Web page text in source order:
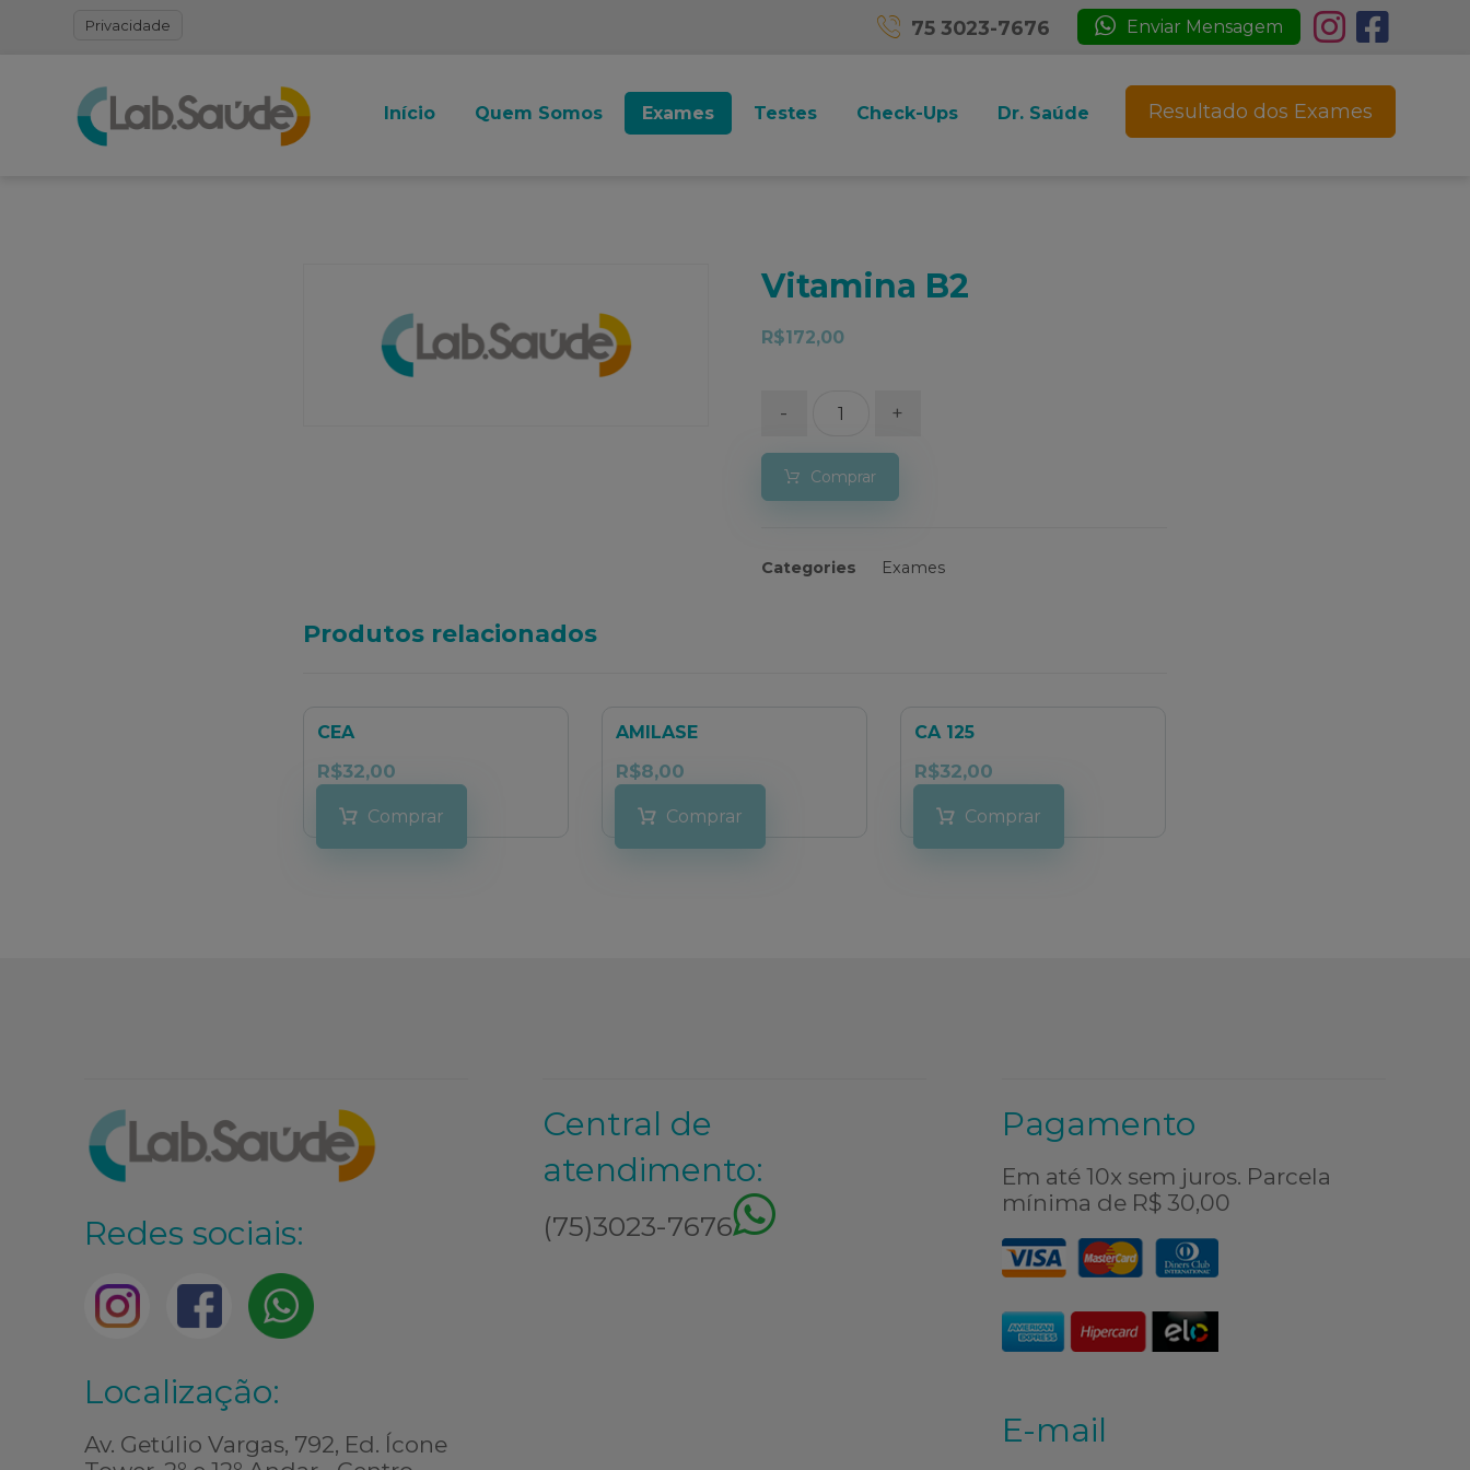
Privacidade Enviar Mensagem
75 3023-7676
Resultado dos Exames
Início Quem Somos Exames Testes Check-Ups Dr. Saúde
Vitamina B2
R$172,00
- +
Comprar
Categories Exames
Produtos relacionados
CEA
R$32,00
Comprar
AMILASE
R$8,00
Comprar
CA 125
R$32,00
Comprar
Redes sociais:
Localização:
Av. Getúlio Vargas, 792, Ed. Ícone
Central de
atendimento:
(75)3023-7676
Pagamento
Em até 10x sem juros. Parcela
mínima de R$ 30,00
E-mail